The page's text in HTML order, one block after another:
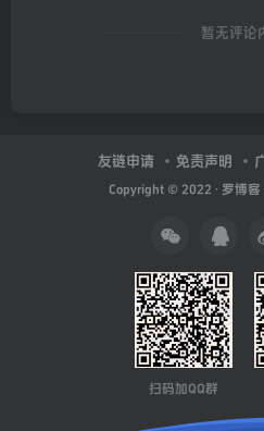
暂无评论
友链申请 免责声明
Copyright © 2022 · 罗博客
扫码加QQ群